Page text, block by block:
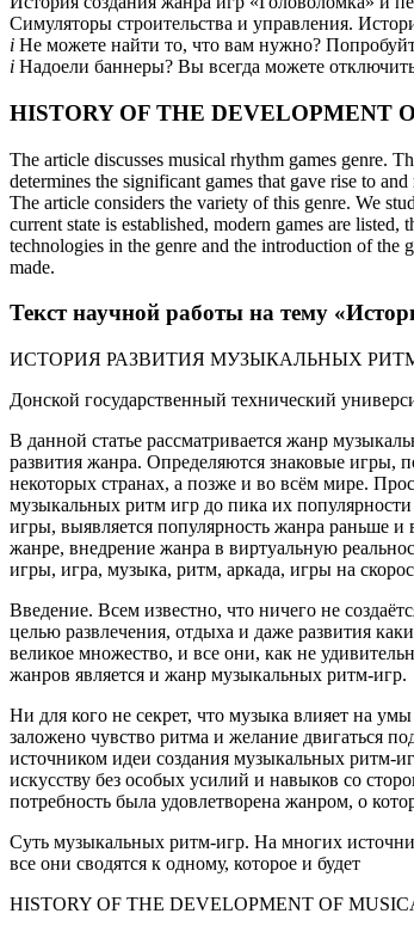
Симуляторы строительства и управления.
i Не можете найти то, что вам нужно?
i Надоели баннеры? Вы всегда можете
HISTORY OF THE DEVELOPMENT
The article discusses musical rhythm games genre.
determines the significant games that gave rise to
The article considers the variety of this genre. We
current state is established, modern games are
technologies in the genre and the introduction of the
made.
Текст научной работы на тему
ИСТОРИЯ РАЗВИТИЯ МУЗЫКАЛЬНЫХ
Донской государственный технический
В данной статье рассматривается жанр
развития жанра. Определяются знаковые
некоторых странах, а позже и во всём мире.
музыкальных ритм игр до пика их
игры, выявляется популярность жанра раньше и
жанре, внедрение жанра в виртуальную
игры, игра, музыка, ритм, аркада, игры на
Введение. Всем известно, что ничего не
целью развлечения, отдыха и даже развития
великое множество, и все они, как не
жанров является и жанр музыкальных ритм-игр.
Ни для кого не секрет, что музыка влияет на
заложено чувство ритма и желание двигаться
источником идеи создания музыкальных ритм-
искусству без особых усилий и навыков со
потребность была удовлетворена жанром, о
Суть музыкальных ритм-игр. На многих
все они сводятся к одному, которое и будет
HISTORY OF THE DEVELOPMENT OF